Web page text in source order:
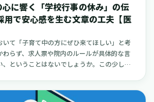
にされている情報や具体的な事例を交えな
を軽減し、未収金を着実に減らしていくため
理していきます。
に響く「学校行事の休み」の伝
用で安心感を生む文章の工夫【医
いて「子育て中の方にぜひ来てほしい」と考
わらず、求人票や院内のルールが具体的な言
、ということはないでしょうか。この少しの
す。それは、学校行事（運動会、授業参観、